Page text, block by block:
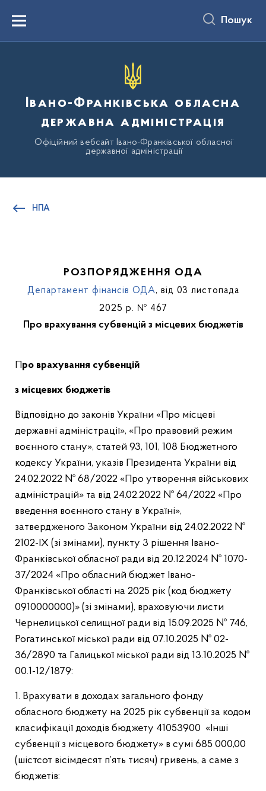
вмістуMenu Пошук
Івано-Франківська обласна
державна адміністрація
Офіційний вебсайт Івано-Франківської обласної
державної адміністрації
НПА
РОЗПОРЯДЖЕННЯ ОДА
Департамент фінансів ОДА, від 03 листопада
2025 р. № 467
Про врахування субвенцій з місцевих бюджетів
Про врахування субвенцій
з місцевих бюджетів
Відповідно до законів України «Про місцеві
державні адміністрації», «Про правовий режим
воєнного стану», статей 93, 101, 108 Бюджетного
кодексу України, указів Президента України від
24.02.2022 № 68/2022 «Про утворення військових
адміністрацій» та від 24.02.2022 № 64/2022 «Про
введення воєнного стану в Україні»,
затвердженого Законом України від 24.02.2022 №
2102-ІХ (зі змінами), пункту 3 рішення Івано-
Франківської обласної ради від 20.12.2024 № 1070-
37/2024 «Про обласний бюджет Івано-
Франківської області на 2025 рік (код бюджету
0910000000)» (зі змінами), враховуючи листи
Чернелицької селищної ради від 15.09.2025 № 746,
Рогатинської міської ради від 07.10.2025 № 02-
36/2890 та Галицької міської ради від 13.10.2025 №
00.1-12/1879:
1. Врахувати в доходах загального фонду
обласного бюджету на 2025 рік субвенції за кодом
класифікації доходів бюджету 41053900 «Інші
субвенції з місцевого бюджету» в сумі 685 000,00
(шістсот вісімдесят п’ять тисяч) гривень, а саме з
бюджетів: